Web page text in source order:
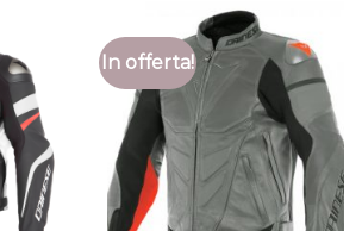
In offerta!